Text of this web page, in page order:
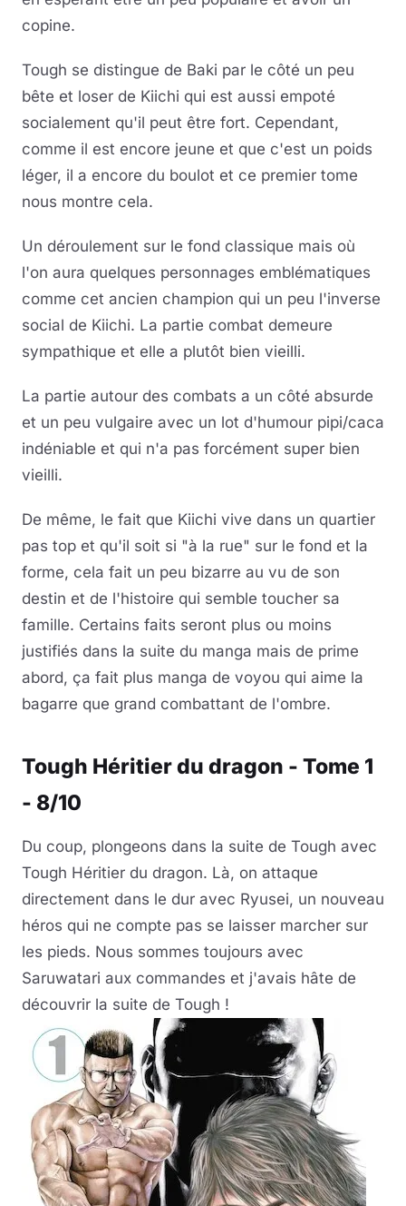
copine.
Tough se distingue de Baki par le côté un peu
bête et loser de Kiichi qui est aussi empoté
socialement qu'il peut être fort. Cependant,
comme il est encore jeune et que c'est un poids
léger, il a encore du boulot et ce premier tome
nous montre cela.
Un déroulement sur le fond classique mais où
l'on aura quelques personnages emblématiques
comme cet ancien champion qui un peu l'inverse
social de Kiichi. La partie combat demeure
sympathique et elle a plutôt bien vieilli.
La partie autour des combats a un côté absurde
et un peu vulgaire avec un lot d'humour pipi/caca
indéniable et qui n'a pas forcément super bien
vieilli.
De même, le fait que Kiichi vive dans un quartier
pas top et qu'il soit si "à la rue" sur le fond et la
forme, cela fait un peu bizarre au vu de son
destin et de l'histoire qui semble toucher sa
famille. Certains faits seront plus ou moins
justifiés dans la suite du manga mais de prime
abord, ça fait plus manga de voyou qui aime la
bagarre que grand combattant de l'ombre.
Tough Héritier du dragon - Tome 1
- 8/10
Du coup, plongeons dans la suite de Tough avec
Tough Héritier du dragon. Là, on attaque
directement dans le dur avec Ryusei, un nouveau
héros qui ne compte pas se laisser marcher sur
les pieds. Nous sommes toujours avec
Saruwatari aux commandes et j'avais hâte de
découvrir la suite de Tough !